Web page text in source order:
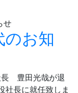
せ
のお知
長 豊田光哉が退
社長に就任致しま